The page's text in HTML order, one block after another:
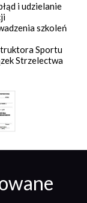
i udzielanie
szkoleń
Sportu
Strzelectwa